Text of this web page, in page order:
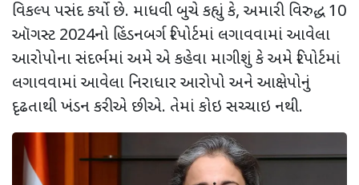
વિકલ્પ પસંદ કર્યો છે. માધવી બુચે કહ્યું કે, અમારી વિરુદ્ધ 10
ઑગસ્ટ 2024નો હિંડનબર્ગ રિપોર્ટમાં લગાવવામાં આવેલા
આરોપોના સંદર્ભમાં અમે એ કહેવા માગીશું કે અમે રિપોર્ટમાં
લગાવવામાં આવેલા નિરાધાર આરોપો અને આક્ષેપોનું
દૃઢતાથી ખંડન કરીએ છીએ. તેમાં કોઇ સચ્ચાઇ નથી.